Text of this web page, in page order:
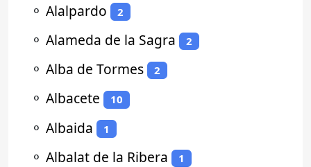
⚬ Alalpardo 2
⚬ Alameda de la Sagra 2
⚬ Alba de Tormes 2
⚬ Albacete 10
⚬ Albaida 1
⚬ Albalat de la Ribera 1